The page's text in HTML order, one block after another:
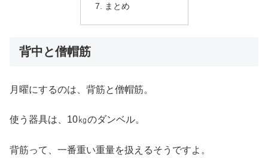
まとめ
背中と僧帽筋
月曜にするのは、背筋と僧帽筋。
使う器具は、10㎏のダンベル。
背筋って、一番重い重量を扱えるそうですよ。